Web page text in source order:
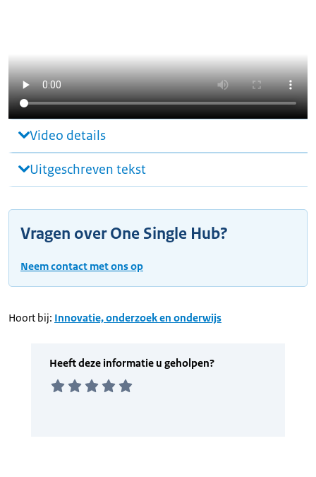
Video details
Uitgeschreven tekst
Vragen over One Single Hub?
Neem contact met ons op
Hoort bij: Innovatie, onderzoek en onderwijs